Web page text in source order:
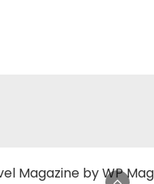
Magazine by WP Mag